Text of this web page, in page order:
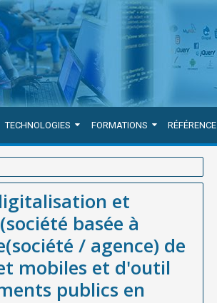
TECHNOLOGIES FORMATIONS RÉFÉRENCE
(société basée à Dakar-Sénégal),
mobiles et d'outil de Gestion du
et
basée à
/ agence) de
mobiles et d'outil
publics en